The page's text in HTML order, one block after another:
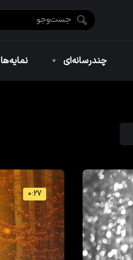
چندرسانه‌ای نمایه‌ها
0:27